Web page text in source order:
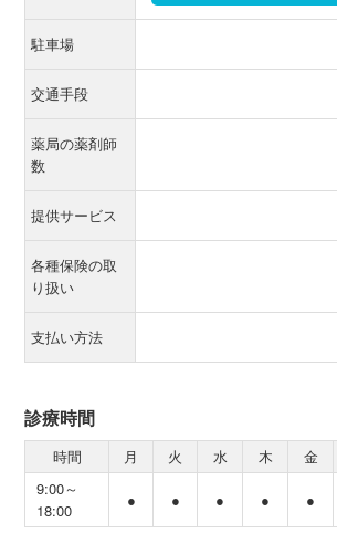
駐車場
交通手段
薬局の薬剤師
数
提供サービス
各種保険の取
り扱い
支払い方法
診療時間
時間 月 火 水 木 金
9:00～
18:00
● ● ● ● ●